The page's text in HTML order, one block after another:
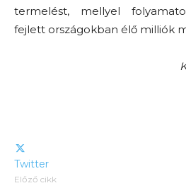
termelést, mellyel
fejlett országokban élő milliók
Twitter
Előző cikk